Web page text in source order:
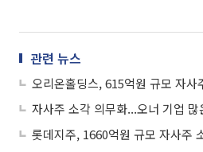
관련 뉴스
오리온홀딩스, 615억원 규모 자사
롯데지주, 1660억원 규모 자사주